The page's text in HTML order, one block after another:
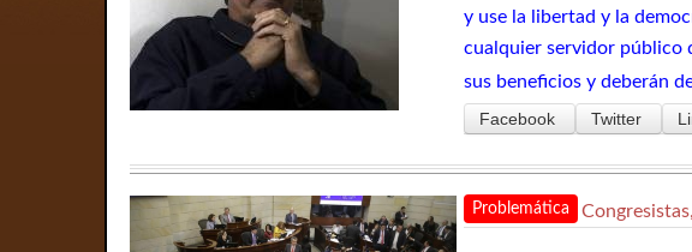
y use la libertad y la
cualquier servidor público
sus beneficios y deberán
Facebook Twitter
Problemática